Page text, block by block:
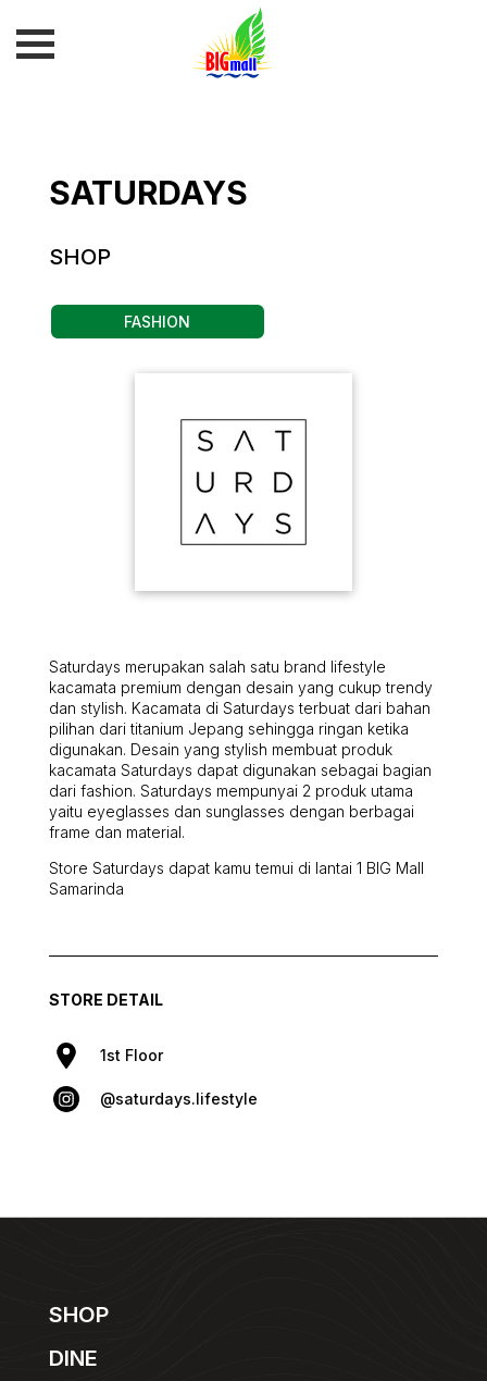
SATURDAYS
SHOP
FASHION
Saturdays merupakan salah satu brand lifestyle
kacamata premium dengan desain yang cukup trendy
dan stylish. Kacamata di Saturdays terbuat dari bahan
pilihan dari titanium Jepang sehingga ringan ketika
digunakan. Desain yang stylish membuat produk
kacamata Saturdays dapat digunakan sebagai bagian
dari fashion. Saturdays mempunyai 2 produk utama
yaitu eyeglasses dan sunglasses dengan berbagai
frame dan material.
Store Saturdays dapat kamu temui di lantai 1 BIG Mall
Samarinda
STORE DETAIL
1st Floor
@saturdays.lifestyle
SHOP
DINE